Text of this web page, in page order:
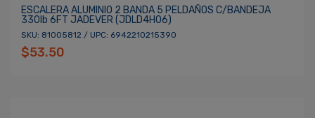
ESCALERA ALUMINIO 2 BANDA 5 PELDAÑOS C/BANDEJA
330lb 6FT JADEVER (JDLD4H06)
SKU: 81005812 / UPC: 6942210215390
$53.50